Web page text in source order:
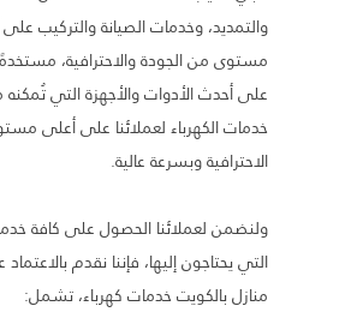
والتمديد، وخدمات الصيانة والتركيب
مستوى من الجودة والاحترافية،
على أحدث الأدوات والأجهزة التي
خدمات الكهرباء لعملائنا على أعلى
الاحترافية وبسرعة عالية.
ولنضمن لعملائنا الحصول على كافة
التي يحتاجون إليها، فإننا نقدم
منازل بالكويت خدمات كهرباء، تشمل: